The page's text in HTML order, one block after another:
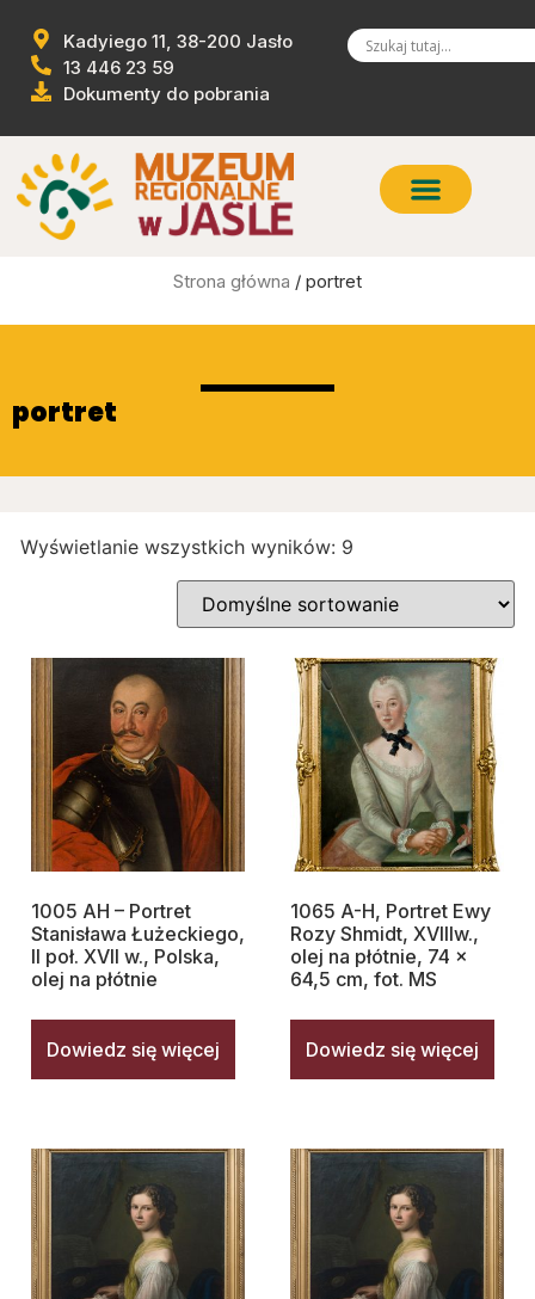
Kadyiego 11, 38-200 Jasło
13 446 23 59
Dokumenty do pobrania
Strona główna / portret
portret
Wyświetlanie wszystkich wyników: 9
1005 AH – Portret
Stanisława Łużeckiego,
II poł. XVII w., Polska,
olej na płótnie
Dowiedz się więcej
1065 A-H, Portret Ewy
Rozy Shmidt, XVIIIw.,
olej na płótnie, 74 x
64,5 cm, fot. MS
Dowiedz się więcej